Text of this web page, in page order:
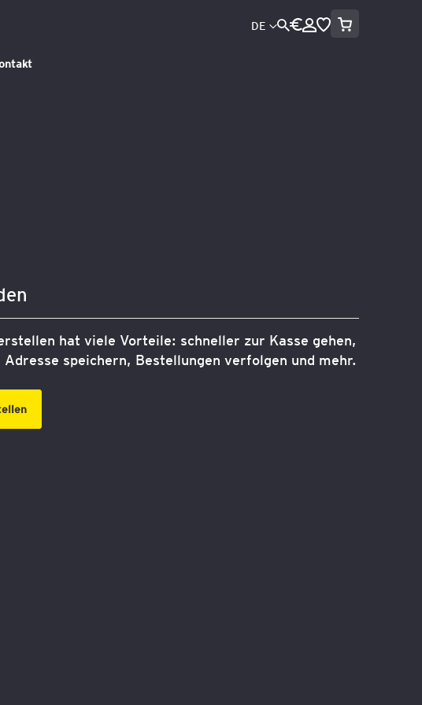
Währung
Sprache
DE Mein
hat viele Vorteile: schneller zur Kasse gehen,
Adresse speichern, Bestellungen verfolgen und mehr.